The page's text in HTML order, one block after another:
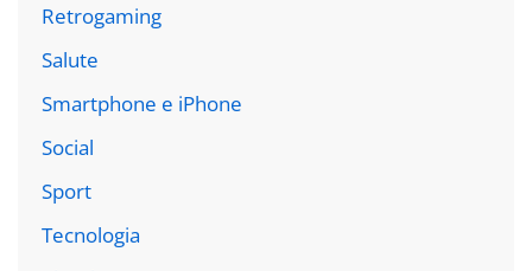
Retrogaming
Salute
Smartphone e iPhone
Social
Sport
Tecnologia